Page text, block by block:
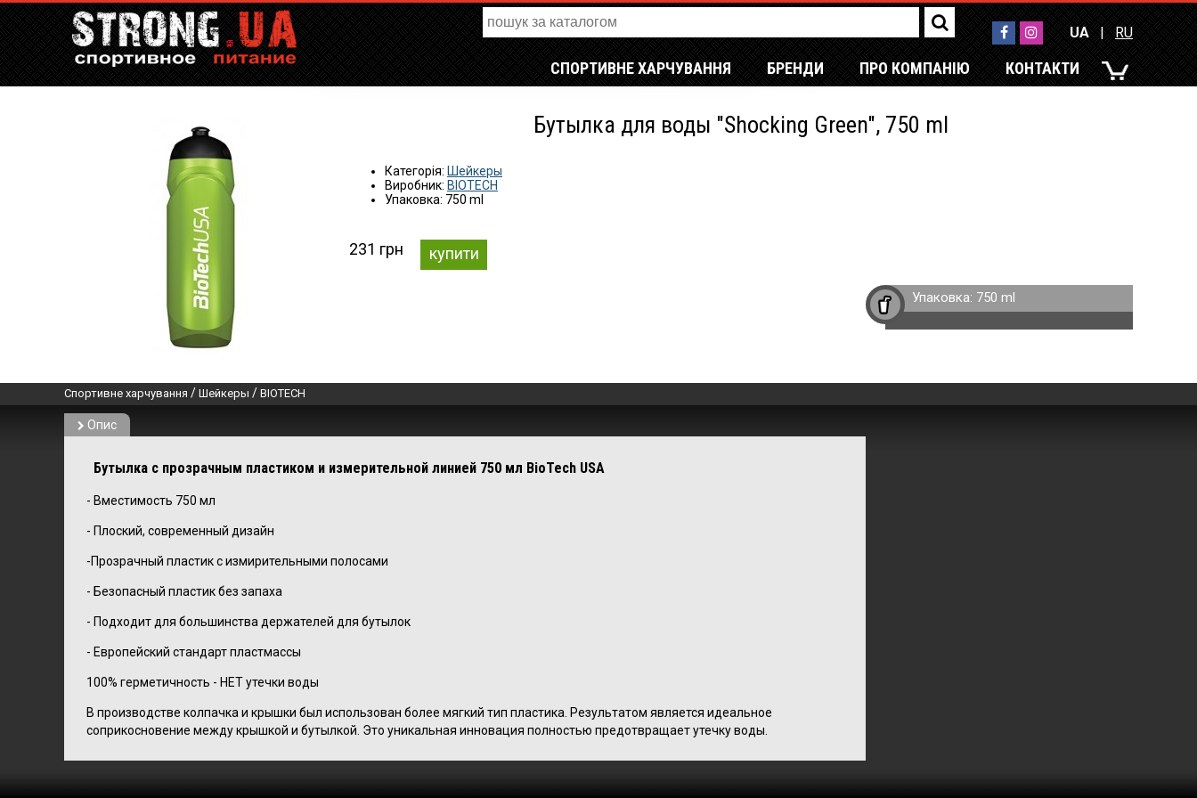
UA|RU
СПОРТИВНЕ ХАРЧУВАННЯ БРЕНДИ ПРО КОМПАНІЮ КОНТАКТИ
Бутылка для воды "Shocking Green", 750 ml
Категорія: Шейкеры
Виробник: BIOTECH
Упаковка: 750 ml
231 грн купити
Упаковка: 750 ml
Спортивне харчування / Шейкеры / BIOTECH
Опис
Бутылка с прозрачным пластиком и измерительной линией 750 мл BioTech USA
- Вместимость 750 мл
- Плоский, современный дизайн
-Прозрачный пластик с измирительными полосами
- Безопасный пластик без запаха
- Подходит для большинства держателей для бутылок
- Европейский стандарт пластмассы
100% герметичность - НЕТ утечки воды
В производстве колпачка и крышки был использован более мягкий тип пластика. Результатом является идеальное
соприкосновение между крышкой и бутылкой. Это уникальная инновация полностью предотвращает утечку воды.